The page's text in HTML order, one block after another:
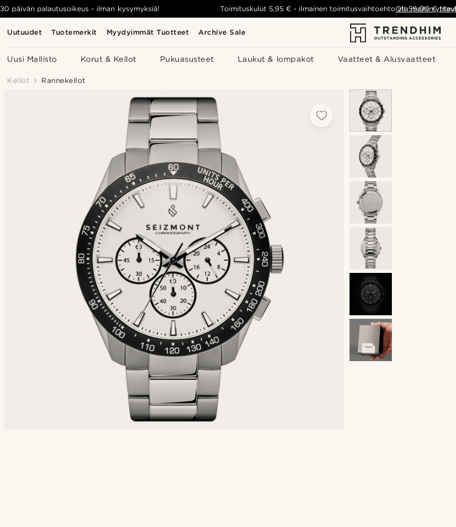
Uutuudet Tuotemerkit Myydyimmät Tuotteet Archive Sale
Uusi Mallisto Korut & Kellot Pukuasusteet Laukut & lompakot Vaatteet & Alusvaatteet
30 päivän palautusoikeus - ilman kysymyksiä! Toimituskulut 5,95 € - ilmainen toimitusvaihtoehto yli 59,00 €
Ota meihin
Kellot Rannekellot